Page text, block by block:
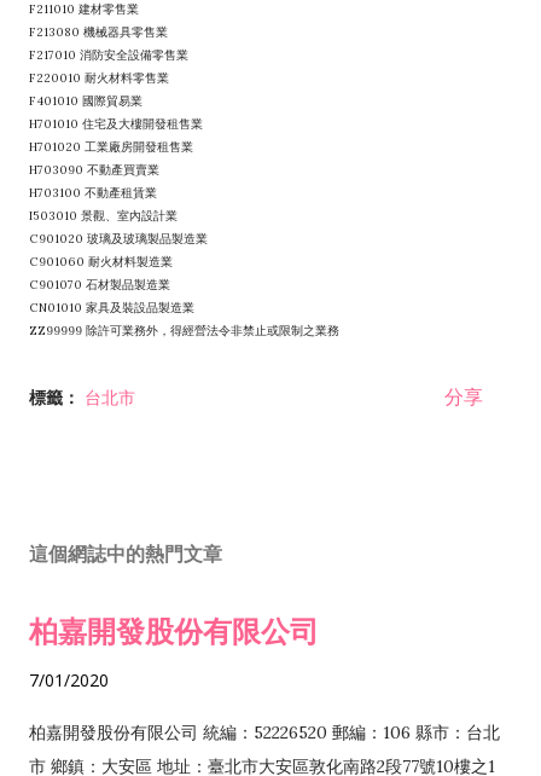
F211010 建材零售業
F213080 機械器具零售業
F217010 消防安全設備零售業
F220010 耐火材料零售業
F401010 國際貿易業
H701010 住宅及大樓開發租售業
H701020 工業廠房開發租售業
H703090 不動產買賣業
H703100 不動產租賃業
I503010 景觀、室內設計業
C901020 玻璃及玻璃製品製造業
C901060 耐火材料製造業
C901070 石材製品製造業
CN01010 家具及裝設品製造業
ZZ99999 除許可業務外，得經營法令非禁止或限制之業務
標籤： 台北市 分享
這個網誌中的熱門文章
柏嘉開發股份有限公司
7/01/2020
柏嘉開發股份有限公司 統編：52226520 郵編：106 縣市：台北
市 鄉鎮：大安區 地址：臺北市大安區敦化南路2段77號10樓之1